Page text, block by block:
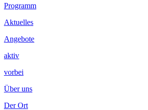
Footer
Inhalt
Programm
Aktuelles
Angebote
aktiv
vorbei
Über uns
Der Ort